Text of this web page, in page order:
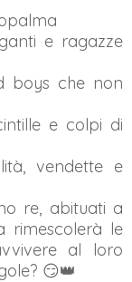
e ragazze
boys che non
e colpi di
vendette e
re, abituati a
rimescolerà le
al loro
😏👑